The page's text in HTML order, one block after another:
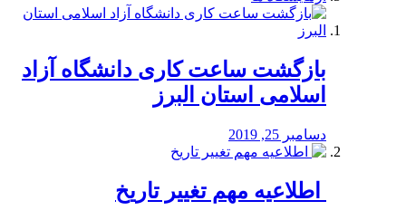
بازگشت ساعت کاری دانشگاه آزاد
اسلامی استان البرز
دسامبر 25, 2019
️ اطلاعیه مهم تغییر تاریخ